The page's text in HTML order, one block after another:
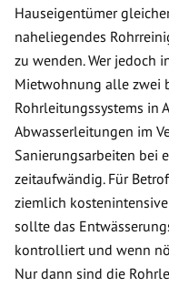
Hauseigentümer
naheliegendes
zu wenden. Wer jedoch
Mietwohnung alle zwei
Rohrleitungssystems in
Abwasserleitungen im
Sanierungsarbeiten bei
zeitaufwändig. Für
ziemlich
sollte das
kontrolliert und wenn
Nur dann sind die